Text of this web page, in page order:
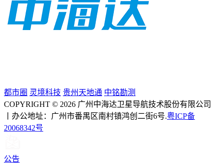
都市圈 灵境科技 贵州天地通 中铭勘测
COPYRIGHT © 2026 广州中海达卫星导航技术股份有限公司
丨办公地址：广州市番禺区南村镇鸿创二街6号.粤ICP备
20068342号
公告